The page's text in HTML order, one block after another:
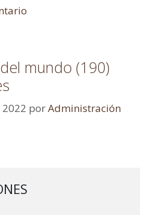
mundo (190)
porAdministración